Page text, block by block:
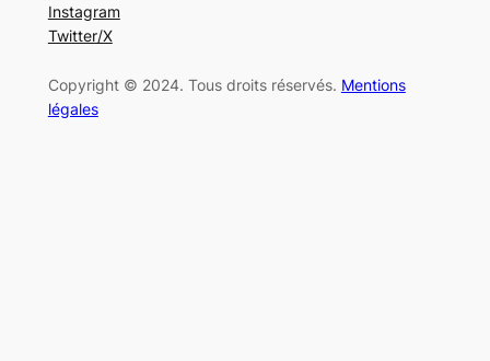
Instagram
Twitter/X
Copyright © 2024. Tous droits réservés. Mentions
légales